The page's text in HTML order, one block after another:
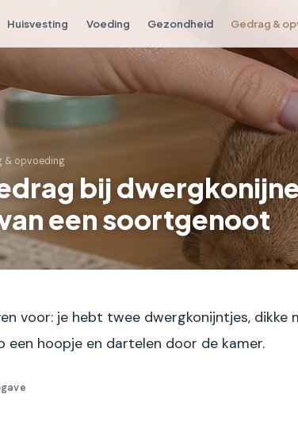
Huisvesting Voeding Gezondheid Gedrag &
& opvoeding
bij
een soortgenoot
voor: je hebt twee dwergkonijntjes, dikke
een hoopje en dartelen door de kamer.